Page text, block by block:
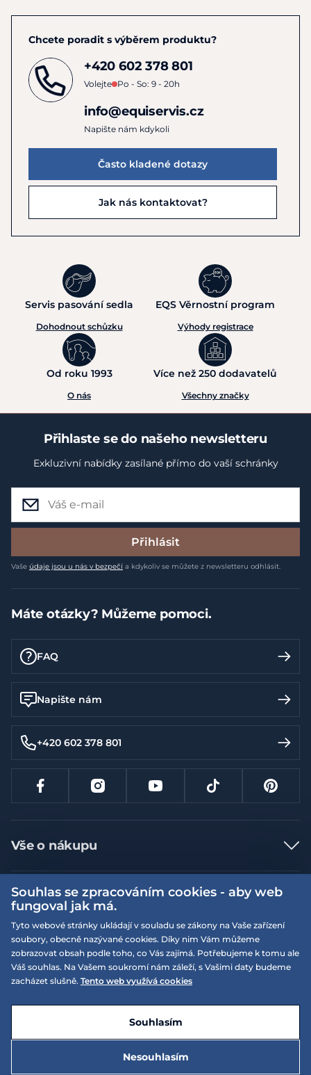
Chcete poradit s výběrem produktu?
+420 602 378 801
Volejte Po - So: 9 - 20h
info@equiservis.cz
Napište nám kdykoli
Často kladené dotazy
Jak nás kontaktovat?
Servis pasování sedla
Dohodnout schůzku
EQS Věrnostní program
Výhody registrace
Od roku 1993
O nás
Více než 250 dodavatelů
Všechny značky
Přihlaste se do našeho newsletteru
Exkluzivní nabídky zasílané přímo do vaší schránky
Přihlásit
Vaše údaje jsou u nás v bezpečí a kdykoliv se můžete z newsletteru odhlásit.
Máte otázky? Můžeme pomoci.
FAQ
Napište nám
+420 602 378 801
Vše o nákupu
Jak nakupovat
Nejčastější dotazy
Doprava a platba
Vrácení a výměna zboží
Reklamace
Velikostní tabulky
Více informací
Obchodní podmínky
Podmínky EQS věrnostního klubu
On-line katalogy
Dotace
Zásady ochrany osobních údajů
Naše prodejny
EQS Rudná
EQS Praha 9 - Letňany
Nyní zavřeno ‧ otevřeno od 09:00, Čt
E-shop vytvořila a technicky zajišťujeSIMPLIA.cz
Souhlas se zpracováním cookies - aby web
fungoval jak má.
Tyto webové stránky ukládají v souladu se zákony na Vaše zařízení
soubory, obecně nazývané cookies. Díky nim Vám můžeme
zobrazovat obsah podle toho, co Vás zajímá. Potřebujeme k tomu ale
Váš souhlas. Na Vašem soukromí nám záleží, s Vašimi daty budeme
zacházet slušně. Tento web využívá cookies
Nesouhlasím
Souhlasím